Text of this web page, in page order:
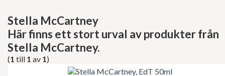
dfi
Diesel
Dior
Dita Von Teese
Dolce Gabbana
Stella McCartney
Här finns ett stort urval av produkter från
Stella McCartney.
(1 till 1 av 1)